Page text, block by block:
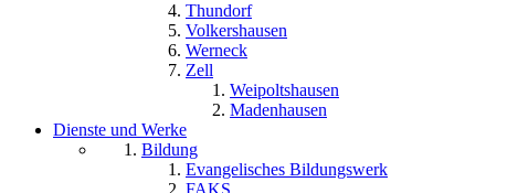
Thundorf
Volkershausen
Werneck
Zell
Weipoltshausen
Madenhausen
Dienste und Werke
Bildung
Evangelisches Bildungswerk
FAKS